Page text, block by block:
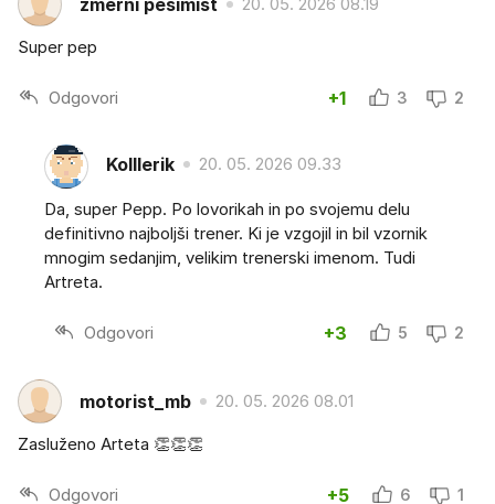
Super pep
Odgovori +1 3 2
Kolllerik 20. 05. 2026 09.33
Da, super Pepp. Po lovorikah in po svojemu delu
definitivno najboljši trener. Ki je vzgojil in bil vzornik
mnogim sedanjim, velikim trenerski imenom. Tudi
Artreta.
Odgovori +3 5 2
motorist_mb 20. 05. 2026 08.01
Zasluženo Arteta 👏👏👏
Odgovori +5 6 1